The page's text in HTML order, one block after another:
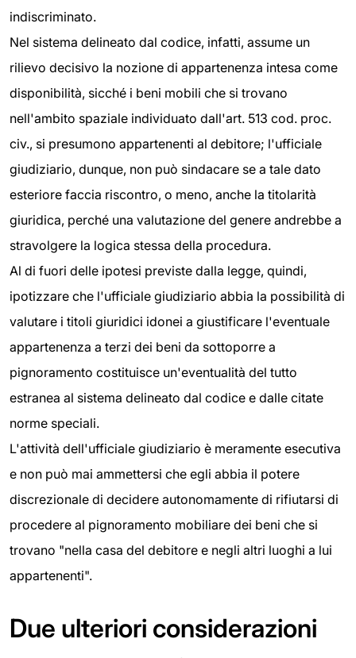
indiscriminato.
Nel sistema delineato dal codice, infatti, assume un
rilievo decisivo la nozione di appartenenza intesa come
disponibilità, sicché i beni mobili che si trovano
nell'ambito spaziale individuato dall'art. 513 cod. proc.
civ., si presumono appartenenti al debitore; l'ufficiale
giudiziario, dunque, non può sindacare se a tale dato
esteriore faccia riscontro, o meno, anche la titolarità
giuridica, perché una valutazione del genere andrebbe a
stravolgere la logica stessa della procedura.
Al di fuori delle ipotesi previste dalla legge, quindi,
ipotizzare che l'ufficiale giudiziario abbia la possibilità di
valutare i titoli giuridici idonei a giustificare l'eventuale
appartenenza a terzi dei beni da sottoporre a
pignoramento costituisce un'eventualità del tutto
estranea al sistema delineato dal codice e dalle citate
norme speciali.
L'attività dell'ufficiale giudiziario è meramente esecutiva
e non può mai ammettersi che egli abbia il potere
discrezionale di decidere autonomamente di rifiutarsi di
procedere al pignoramento mobiliare dei beni che si
trovano "nella casa del debitore e negli altri luoghi a lui
appartenenti".
Due ulteriori considerazioni